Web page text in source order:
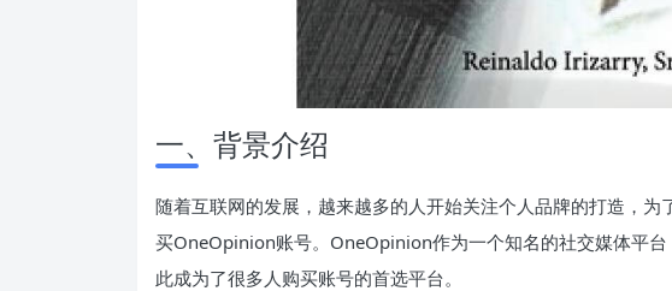
一、背景介绍
随着互联网的发展，越来越多的人开始关注个人品牌的打造，
买OneOpinion账号。OneOpinion作为一个知名的社交媒体平
此成为了很多人购买账号的首选平台。